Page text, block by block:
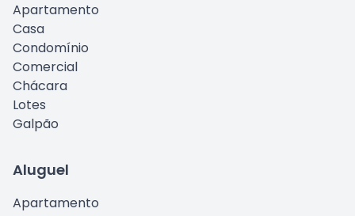
Apartamento
Casa
Condomínio
Comercial
Chácara
Lotes
Galpão
Aluguel
Apartamento